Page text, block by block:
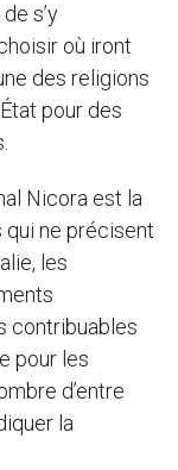
s’y
où iront
des religions
pour des
Nicora est la
ne précisent
les
contribuables
pour les
d’entre
la